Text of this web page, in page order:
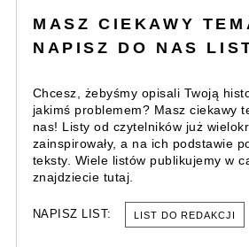
MASZ CIEKAWY
NAPISZ DO NAS
Chcesz, żebyśmy opisali Twoją
jakimś problemem? Masz ciekawy
nas! Listy od czytelników już
zainspirowały, a na ich podstawie
teksty. Wiele listów publikujemy w
znajdziecie tutaj.
NAPISZ LIST: LIST DO REDAKCJI